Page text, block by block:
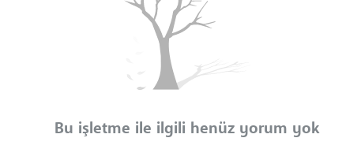
Bu işletme ile ilgili henüz yorum yok